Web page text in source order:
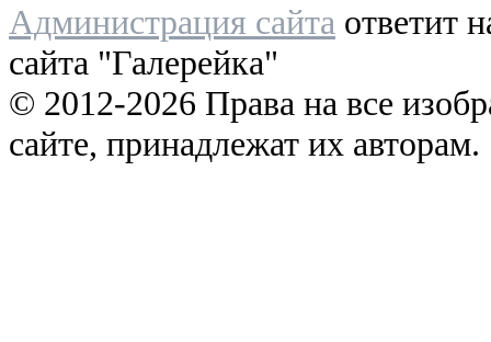
Администрация сайта ответит
сайта "Галерейка"
© 2012-2026 Права на все
сайте, принадлежат их авторам.